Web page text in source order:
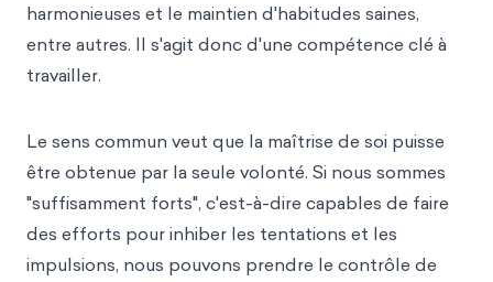
harmonieuses et le maintien d'habitudes saines,
entre autres. Il s'agit donc d'une compétence clé à
travailler.
Le sens commun veut que la maîtrise de soi puisse
être obtenue par la seule volonté. Si nous sommes
"suffisamment forts", c'est-à-dire capables de faire
des efforts pour inhiber les tentations et les
impulsions, nous pouvons prendre le contrôle de